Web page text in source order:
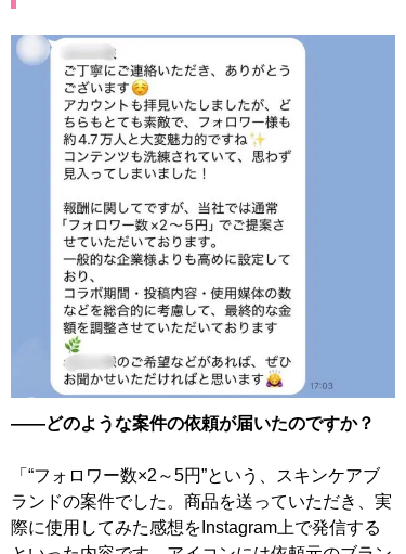
――どのような案件の依頼が届いたのですか？
「“フォロワー数×2～5円”という、スキンケアブ
ランドの案件でした。商品を送っていただき、実
際に使用してみた感想をInstagram上で発信する